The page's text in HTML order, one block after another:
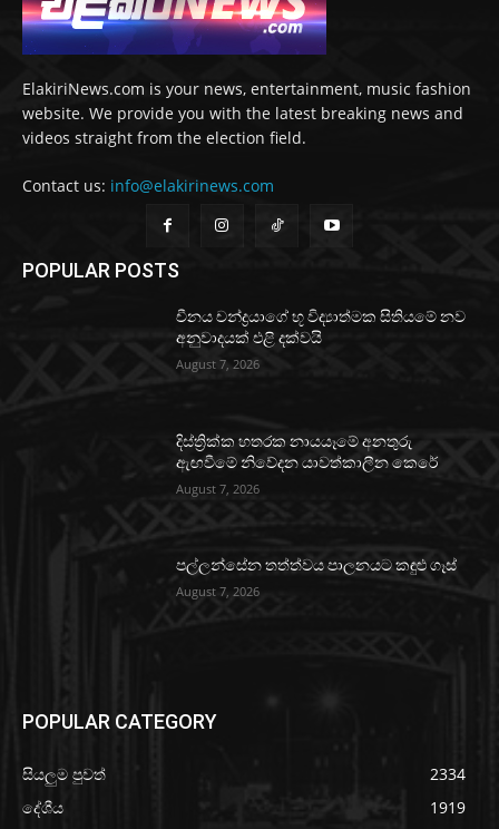
ElakiriNews.com is your news, entertainment, music fashion
website. We provide you with the latest breaking news and
videos straight from the election field.
Contact us: info@elakirinews.com
POPULAR POSTS
චීනය චන්ද්‍රයාගේ භූ විද්‍යාත්මක සිතියමේ නව
අනුවාදයක් එළි දක්වයි
August 7, 2026
දිස්ත්‍රික්ක හතරක නායයෑමේ අනතුරු
ඇඟවීමේ නිවේදන යාවත්කාලීන කෙරේ
August 7, 2026
පල්ලන්සේන තත්ත්වය පාලනයට කඳුළු ගෑස්
August 7, 2026
POPULAR CATEGORY
සියලුම පුවත්
2334
දේශීය
1919